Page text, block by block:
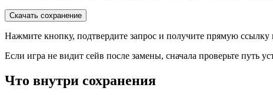
Скачать сохранение
Нажмите кнопку, подтвердите запрос и получите прямую ссылку
Если игра не видит сейв после замены, сначала проверьте путь
Что внутри сохранения